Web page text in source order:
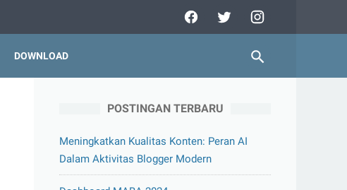
DOWNLOAD
POSTINGAN TERBARU
Meningkatkan Kualitas Konten: Peran AI
Dalam Aktivitas Blogger Modern